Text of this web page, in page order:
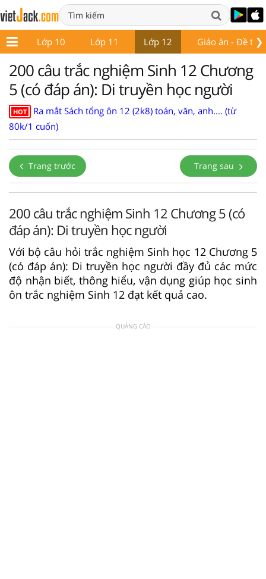
❯
9 Lớp 10 Lớp 11 Lớp 12 Giáo án - Đề thi
200 câu trắc nghiệm Sinh 12 Chương
5 (có đáp án): Di truyền học người
HOT
Ra mắt Sách tổng ôn 12 (2k8) toán, văn, anh.... (từ
80k/1 cuốn)
Trang trước Trang sau
200 câu trắc nghiệm Sinh 12 Chương 5 (có
đáp án): Di truyền học người
Với bộ câu hỏi trắc nghiệm Sinh học 12 Chương 5
(có đáp án): Di truyền học người đầy đủ các mức
độ nhận biết, thông hiểu, vận dụng giúp học sinh
ôn trắc nghiệm Sinh 12 đạt kết quả cao.
QUẢNG CÁO